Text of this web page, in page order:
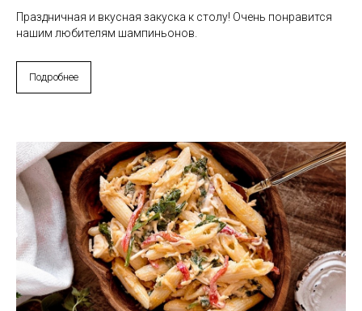
Праздничная и вкусная закуска к столу! Очень понравится
нашим любителям шампиньонов.
Подробнее